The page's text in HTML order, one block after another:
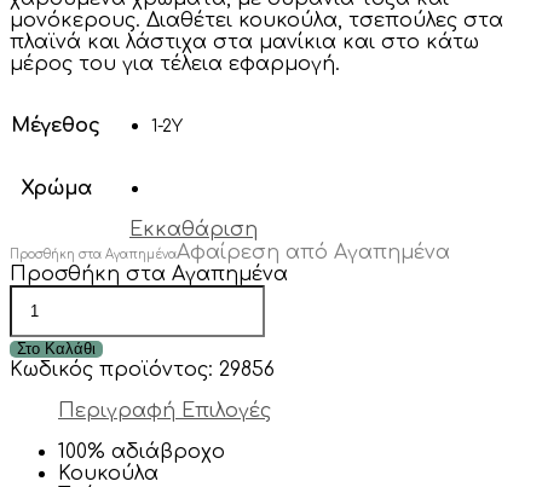
μονόκερους. Διαθέτει κουκούλα, τσεπούλες στα
πλαϊνά και λάστιχα στα μανίκια και στο κάτω
μέρος του για τέλεια εφαρμογή.
Μέγεθος 1-2Y
Χρώμα
Εκκαθάριση
Προσθήκη στα ΑγαπημέναΑφαίρεση από Αγαπημένα
Προσθήκη στα Αγαπημένα
Πολύχρωμο
αδιάβροχο
jacket
με
ουράνια
ποσότητα
Στο Καλάθι
Κωδικός προϊόντος: 29856
Περιγραφή Επιλογές
100% αδιάβροχο
Κουκούλα